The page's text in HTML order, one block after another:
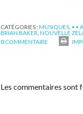
CATÉGORIES :MUSIQUES • •
BRIAN BAKER NOUVELLE
0 COMMENTAIRE
Les commentaires sont